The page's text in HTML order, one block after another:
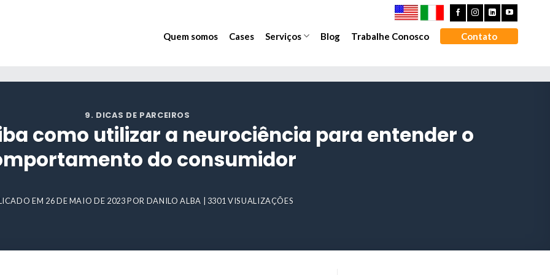
Quem somos Cases Serviços Blog Trabalhe Conosco Contato
9. DICAS DE PARCEIROS
como utilizar a neurociência para entender o
do consumidor
EM 26 DE MAIO DE 2023POR DANILO ALBA | 3301 VISUALIZAÇÕES